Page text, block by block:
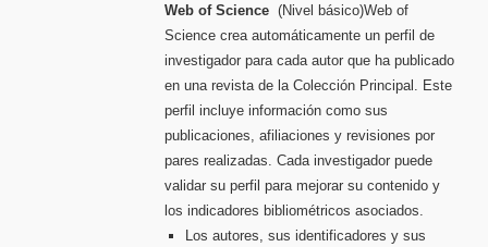
Web of Science (Nivel básico)Web of
Science crea automáticamente un perfil de
investigador para cada autor que ha publicado
en una revista de la Colección Principal. Este
perfil incluye información como sus
publicaciones, afiliaciones y revisiones por
pares realizadas. Cada investigador puede
validar su perfil para mejorar su contenido y
los indicadores bibliométricos asociados.
Los autores, sus identificadores y sus